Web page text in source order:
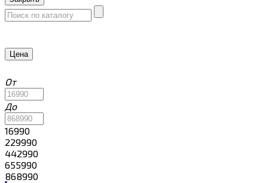
Цена
От
До
16990
229990
442990
655990
868990